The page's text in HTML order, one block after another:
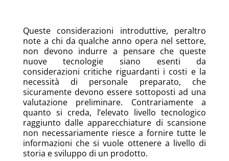
Queste considerazioni introduttive, peraltro
note a chi da qualche anno opera nel settore,
non devono indurre a pensare che queste
nuove tecnologie siano esenti da
considerazioni critiche riguardanti i costi e la
necessità di personale preparato, che
sicuramente devono essere sottoposti ad una
valutazione preliminare. Contrariamente a
quanto si creda, l’elevato livello tecnologico
raggiunto dalle apparecchiature di scansione
non necessariamente riesce a fornire tutte le
informazioni che si vuole ottenere a livello di
storia e sviluppo di un prodotto.